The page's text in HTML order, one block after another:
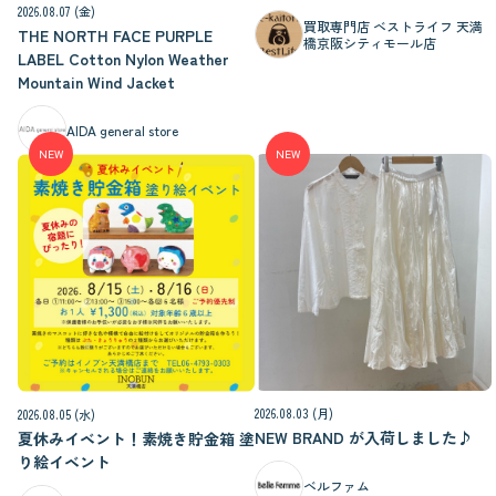
2026.08.07 (金)
THE NORTH FACE PURPLE
LABEL Cotton Nylon Weather
Mountain Wind Jacket
AIDA general store
買取専門店 ベストライフ 天満
橋京阪シティモール店
NEW
2026.08.05 (水)
夏休みイベント！素焼き貯金箱 塗
り絵イベント
NEW
2026.08.03 (月)
NEW BRAND が入荷しました♪
ベルファム